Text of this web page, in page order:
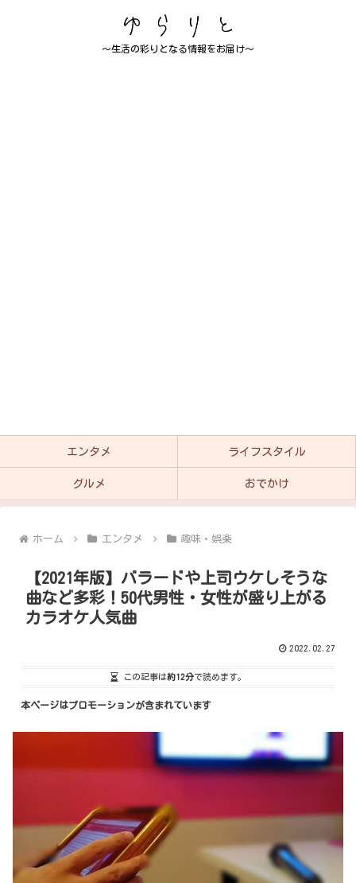
～生活の彩りとなる情報をお届け～
エンタメ ライフスタイル
グルメ おでかけ
ホーム エンタメ 趣味・娯楽
【2021年版】バラードや上司ウケしそうな
曲など多彩！50代男性・女性が盛り上がる
カラオケ人気曲
2022.02.27
この記事は約12分で読めます。
本ページはプロモーションが含まれています